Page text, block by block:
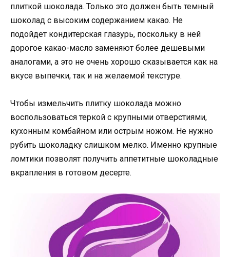
плиткой шоколада. Только это должен быть темный
шоколад с высоким содержанием какао. Не
подойдет кондитерская глазурь, поскольку в ней
дорогое какао-масло заменяют более дешевыми
аналогами, а это не очень хорошо сказывается как на
вкусе выпечки, так и на желаемой текстуре.
Чтобы измельчить плитку шоколада можно
воспользоваться теркой с крупными отверстиями,
кухонным комбайном или острым ножом. Не нужно
рубить шоколадку слишком мелко. Именно крупные
ломтики позволят получить аппетитные шоколадные
вкрапления в готовом десерте.